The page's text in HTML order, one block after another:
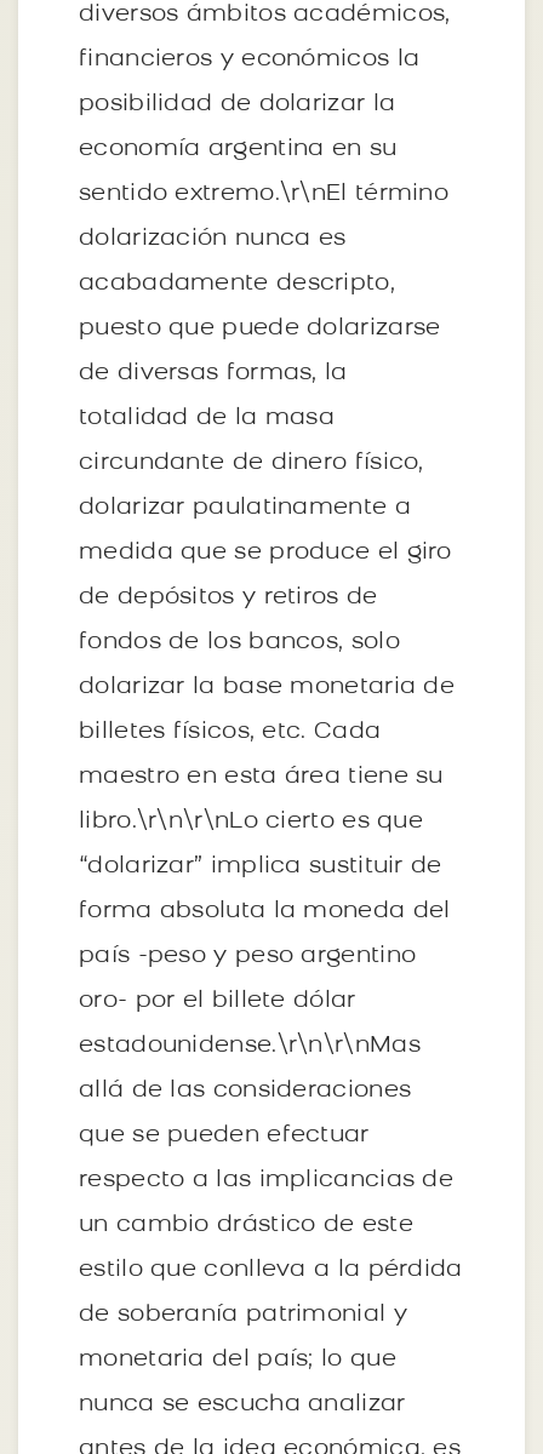
diversos ámbitos académicos,
financieros y económicos la
posibilidad de dolarizar la
economía argentina en su
sentido extremo.\r\nEl término
dolarización nunca es
acabadamente descripto,
puesto que puede dolarizarse
de diversas formas, la
totalidad de la masa
circundante de dinero físico,
dolarizar paulatinamente a
medida que se produce el giro
de depósitos y retiros de
fondos de los bancos, solo
dolarizar la base monetaria de
billetes físicos, etc. Cada
maestro en esta área tiene su
libro.\r\n\r\nLo cierto es que
“dolarizar” implica sustituir de
forma absoluta la moneda del
país -peso y peso argentino
oro- por el billete dólar
estadounidense.\r\n\r\nMas
allá de las consideraciones
que se pueden efectuar
respecto a las implicancias de
un cambio drástico de este
estilo que conlleva a la pérdida
de soberanía patrimonial y
monetaria del país; lo que
nunca se escucha analizar
antes de la idea económica, es